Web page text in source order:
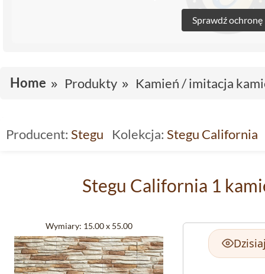
Sprawdź ochronę
Home Produkty Kamień / imitacja
Producent: Stegu Kolekcja: Stegu California
Stegu California 1
Wymiary: 15.00 x 55.00